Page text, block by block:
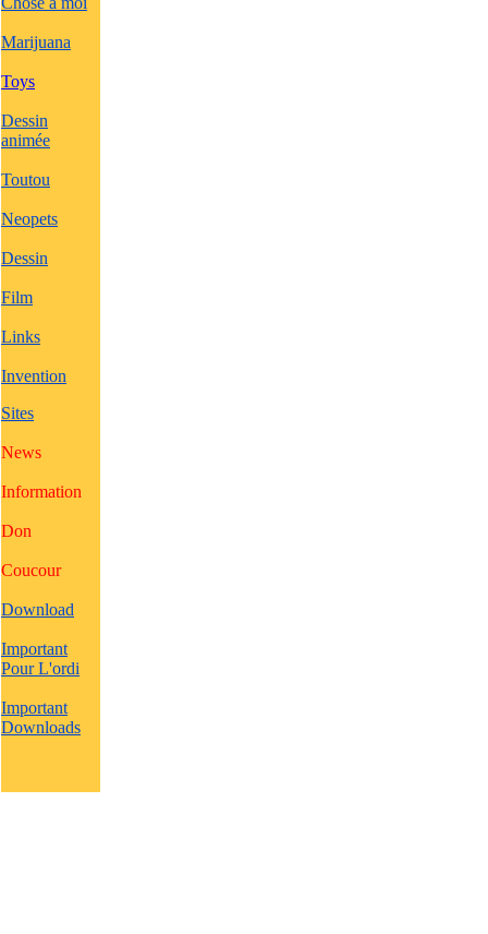
Marijuana
Toys
Dessin
animée
Toutou
Neopets
Dessin
Film
Links
Invention
Sites
News
Information
Don
Coucour
Download
Important
Pour L'ordi
Important
Downloads